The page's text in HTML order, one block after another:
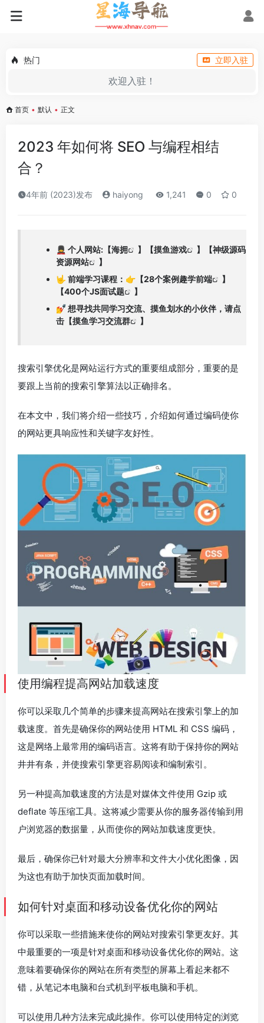
热门 立即入驻
欢迎入驻！
首页 • 默认 • 正文
2023 年如何将 SEO 与编程相结
合？
4年前 (2023)发布 haiyong 1,241 0 0
💂 个人网站:【海拥 】【摸鱼游戏 】【神级源码
资源网站
】
🤟 前端学习课程：👉【28个案例趣学前端
】
【400个JS面试题
】
💅 想寻找共同学习交流、摸鱼划水的小伙伴，请点
击【摸鱼学习交流群 】
搜索引擎优化是网站运行方式的重要组成部分，重要的是
要跟上当前的搜索引擎算法以正确排名。
在本文中，我们将介绍一些技巧，介绍如何通过编码使你
的网站更具响应性和关键字友好性。
使用编程提高网站加载速度
你可以采取几个简单的步骤来提高网站在搜索引擎上的加
载速度。首先是确保你的网站使用 HTML 和 CSS 编码，
这是网络上最常用的编码语言。这将有助于保持你的网站
井井有条，并使搜索引擎更容易阅读和编制索引。
另一种提高加载速度的方法是对媒体文件使用 Gzip 或
deflate 等压缩工具。这将减少需要从你的服务器传输到用
户浏览器的数据量，从而使你的网站加载速度更快。
最后，确保你已针对最大分辨率和文件大小优化图像，因
为这也有助于加快页面加载时间。
如何针对桌面和移动设备优化你的网站
你可以采取一些措施来使你的网站对搜索引擎更友好。其
中最重要的一项是针对桌面和移动设备优化你的网站。这
意味着要确保你的网站在所有类型的屏幕上看起来都不
错，从笔记本电脑和台式机到平板电脑和手机。
可以使用几种方法来完成此操作。你可以使用特定的浏览